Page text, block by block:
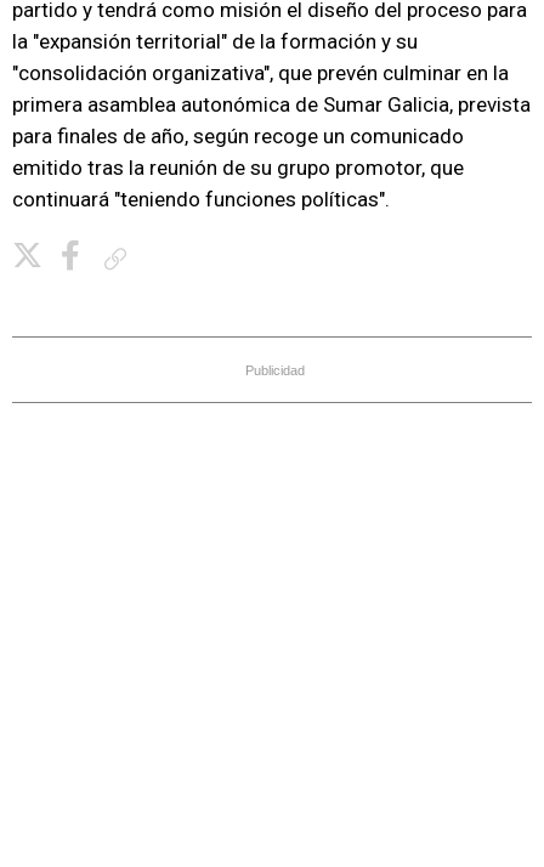
partido y tendrá como misión el diseño del proceso para
la "expansión territorial" de la formación y su
"consolidación organizativa", que prevén culminar en la
primera asamblea autonómica de Sumar Galicia, prevista
para finales de año, según recoge un comunicado
emitido tras la reunión de su grupo promotor, que
continuará "teniendo funciones políticas".
Publicidad